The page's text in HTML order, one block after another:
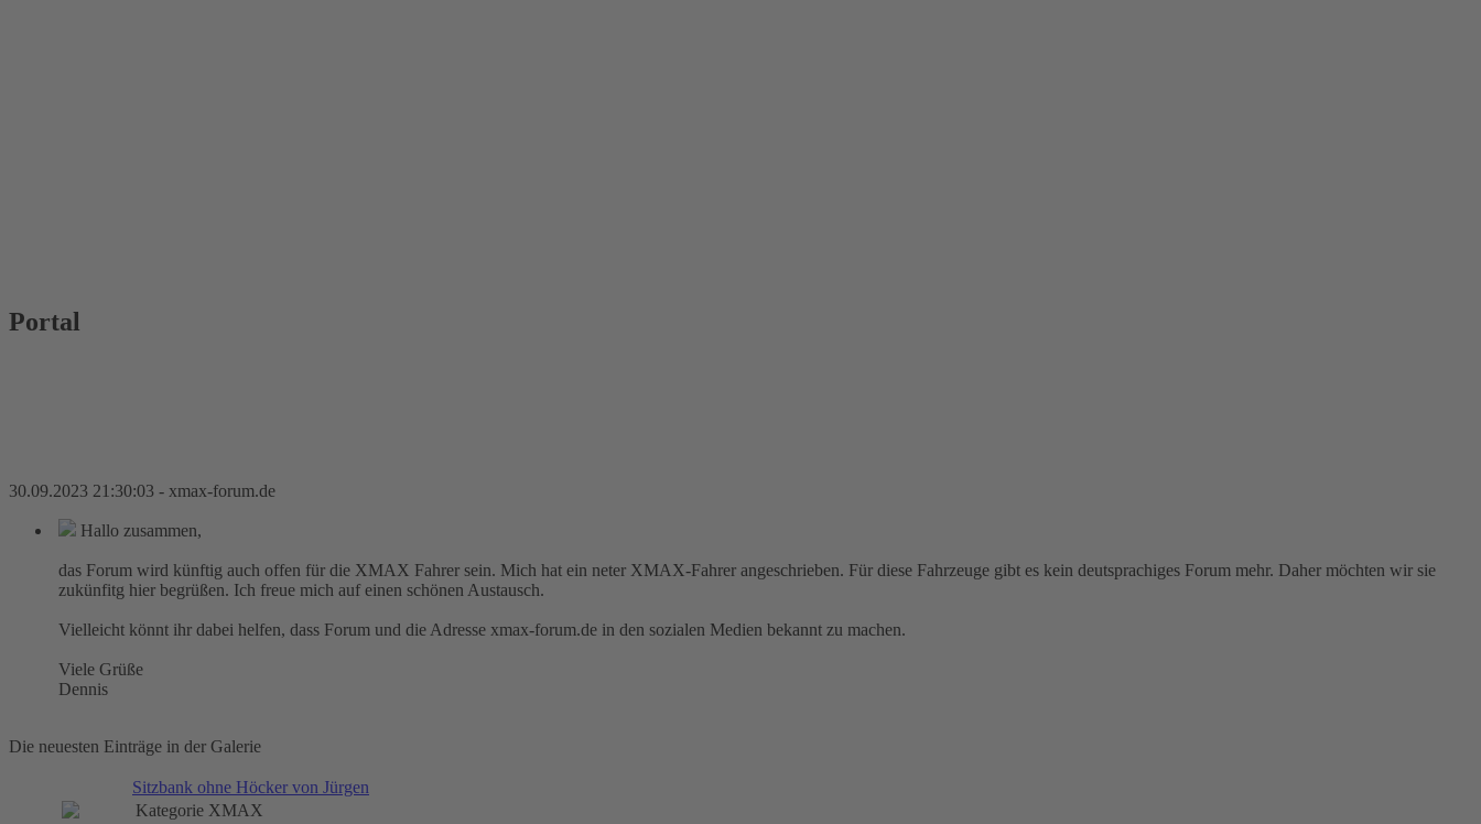
Portal
30.09.2023 21:30:03 - xmax-forum.de
Hallo zusammen,
das Forum wird künftig auch offen für die XMAX Fahrer sein. Mich hat ein neter XMAX-Fahrer angeschrieben. Für diese Fahrzeuge gibt es kein deutsprachiges Forum mehr. Daher möchten wir sie
zukünfitg hier begrüßen. Ich freue mich auf einen schönen Austausch.
Vielleicht könnt ihr dabei helfen, dass Forum und die Adresse xmax-forum.de in den sozialen Medien bekannt zu machen.
Viele Grüße
Dennis
Die neuesten Einträge in der Galerie
Sitzbank ohne Höcker von Jürgen
Kategorie XMAX